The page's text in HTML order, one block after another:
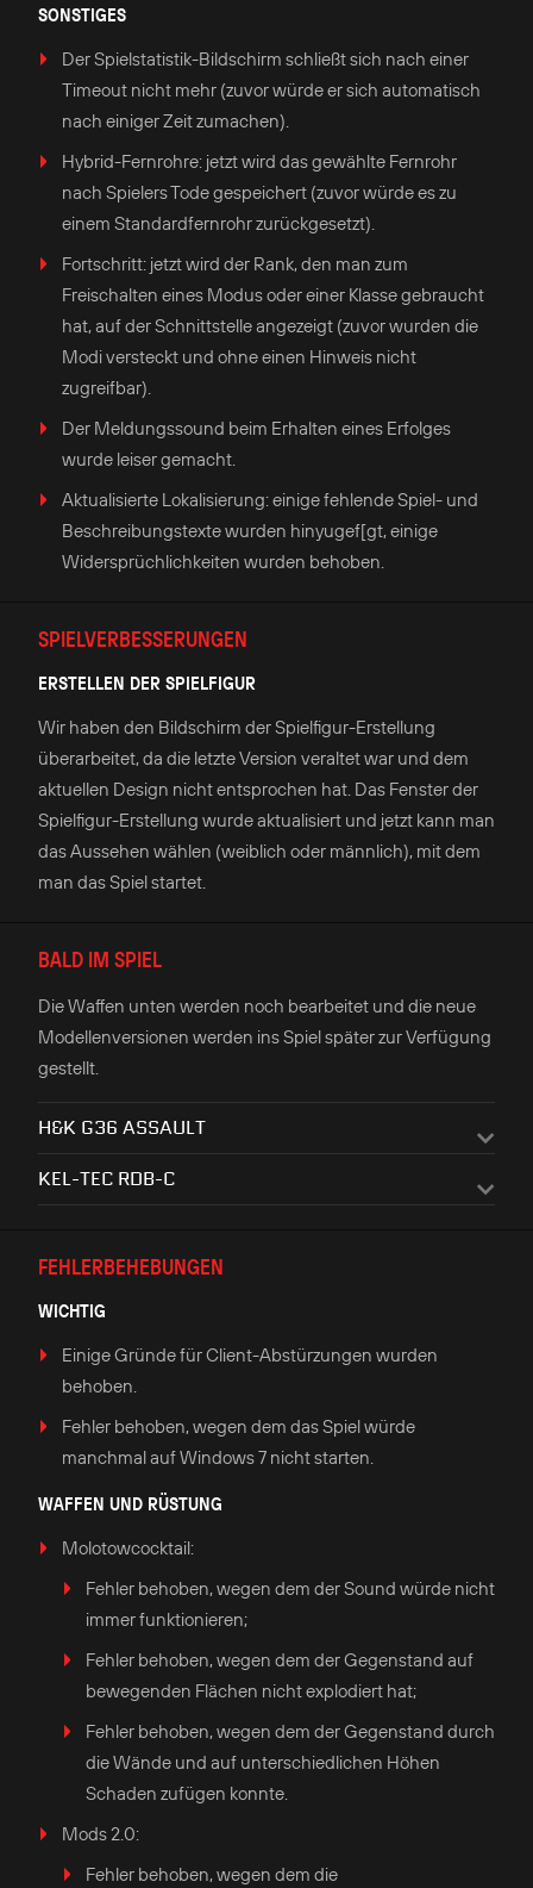
SONSTIGES
Der Spielstatistik-Bildschirm schließt sich nach einer
Timeout nicht mehr (zuvor würde er sich automatisch
nach einiger Zeit zumachen).
Hybrid-Fernrohre: jetzt wird das gewählte Fernrohr
nach Spielers Tode gespeichert (zuvor würde es zu
einem Standardfernrohr zurückgesetzt).
Fortschritt: jetzt wird der Rank, den man zum
Freischalten eines Modus oder einer Klasse gebraucht
hat, auf der Schnittstelle angezeigt (zuvor wurden die
Modi versteckt und ohne einen Hinweis nicht
zugreifbar).
Der Meldungssound beim Erhalten eines Erfolges
wurde leiser gemacht.
Aktualisierte Lokalisierung: einige fehlende Spiel- und
Beschreibungstexte wurden hinyugef[gt, einige
Widersprüchlichkeiten wurden behoben.
SPIELVERBESSERUNGEN
ERSTELLEN DER SPIELFIGUR
Wir haben den Bildschirm der Spielfigur-Erstellung
überarbeitet, da die letzte Version veraltet war und dem
aktuellen Design nicht entsprochen hat. Das Fenster der
Spielfigur-Erstellung wurde aktualisiert und jetzt kann man
das Aussehen wählen (weiblich oder männlich), mit dem
man das Spiel startet.
BALD IM SPIEL
Die Waffen unten werden noch bearbeitet und die neue
Modellenversionen werden ins Spiel später zur Verfügung
gestellt.
H&K G36 ASSAULT
KEL-TEC RDB-C
FEHLERBEHEBUNGEN
WICHTIG
Einige Gründe für Client-Abstürzungen wurden
behoben.
Fehler behoben, wegen dem das Spiel würde
manchmal auf Windows 7 nicht starten.
WAFFEN UND RÜSTUNG
Molotowcocktail:
Fehler behoben, wegen dem der Sound würde nicht
immer funktionieren;
Fehler behoben, wegen dem der Gegenstand auf
bewegenden Flächen nicht explodiert hat;
Fehler behoben, wegen dem der Gegenstand durch
die Wände und auf unterschiedlichen Höhen
Schaden zufügen konnte.
Mods 2.0:
Fehler behoben, wegen dem die